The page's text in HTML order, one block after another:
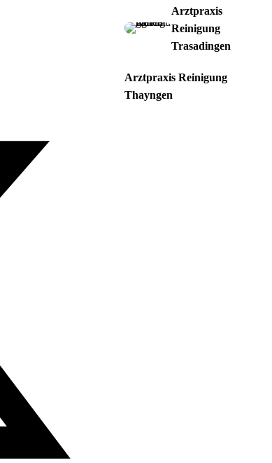
Arztpraxis
Reinigung
Trasadingen
Arztpraxis Reinigung
Thayngen